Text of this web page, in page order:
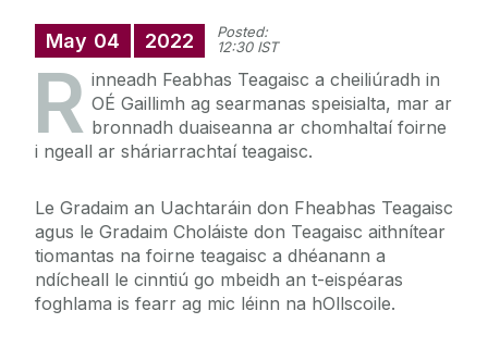
May 04 2022
Posted:
12:30 IST
R inneadh Feabhas Teagaisc a cheiliúradh in
OÉ Gaillimh ag searmanas speisialta, mar ar
bronnadh duaiseanna ar chomhaltaí foirne
i ngeall ar sháriarrachtaí teagaisc.
Le Gradaim an Uachtaráin don Fheabhas Teagaisc
agus le Gradaim Choláiste don Teagaisc aithnítear
tiomantas na foirne teagaisc a dhéanann a
ndícheall le cinntiú go mbeidh an t-eispéaras
foghlama is fearr ag mic léinn na hOllscoile.